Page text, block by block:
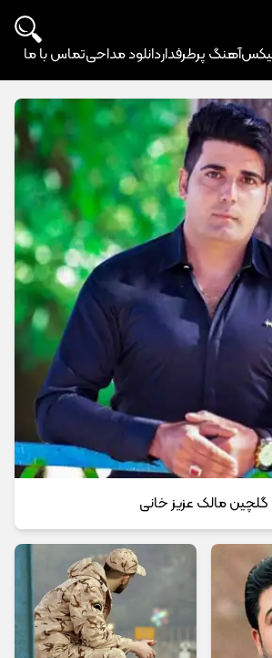
آهنگ پرطرفداردانلود مداحیتماس با ما
گلچین مالک عزیز خانی